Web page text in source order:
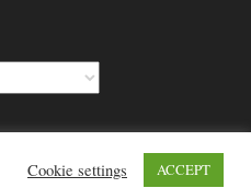
Cookie settings ACCEPT